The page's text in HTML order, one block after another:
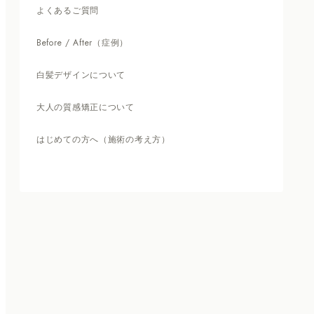
よくあるご質問
Before / After（症例）
白髪デザインについて
大人の質感矯正について
はじめての方へ（施術の考え方）